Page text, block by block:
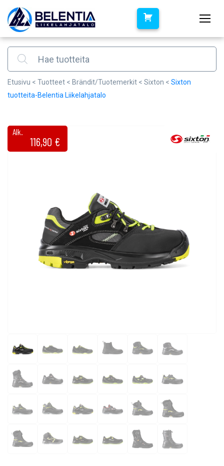
Products search
Etusivu < Tuotteet < Brändit/Tuotemerkit < Sixton < Sixton
tuotteita-Belentia Liikelahjatalo
Alk.
116,90 €